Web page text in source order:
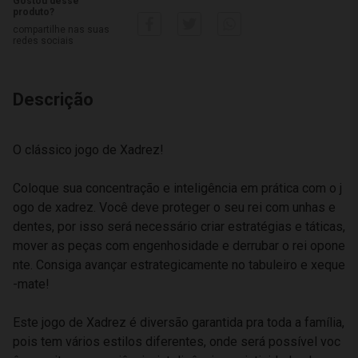
Descrição
O clássico jogo de Xadrez!
Coloque sua concentração e inteligência em prática com o j
ogo de xadrez. Você deve proteger o seu rei com unhas e
dentes, por isso será necessário criar estratégias e táticas,
mover as peças com engenhosidade e derrubar o rei opone
nte. Consiga avançar estrategicamente no tabuleiro e xeque
-mate!
Este jogo de Xadrez é diversão garantida pra toda a família,
pois tem vários estilos diferentes, onde será possível voc